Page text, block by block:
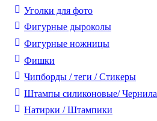
Уголки для фото
Фигурные дыроколы
Фигурные ножницы
Фишки
Чипборды / теги / Стикеры
Штампы силиконовые/ Чернила
Натирки / Штампики